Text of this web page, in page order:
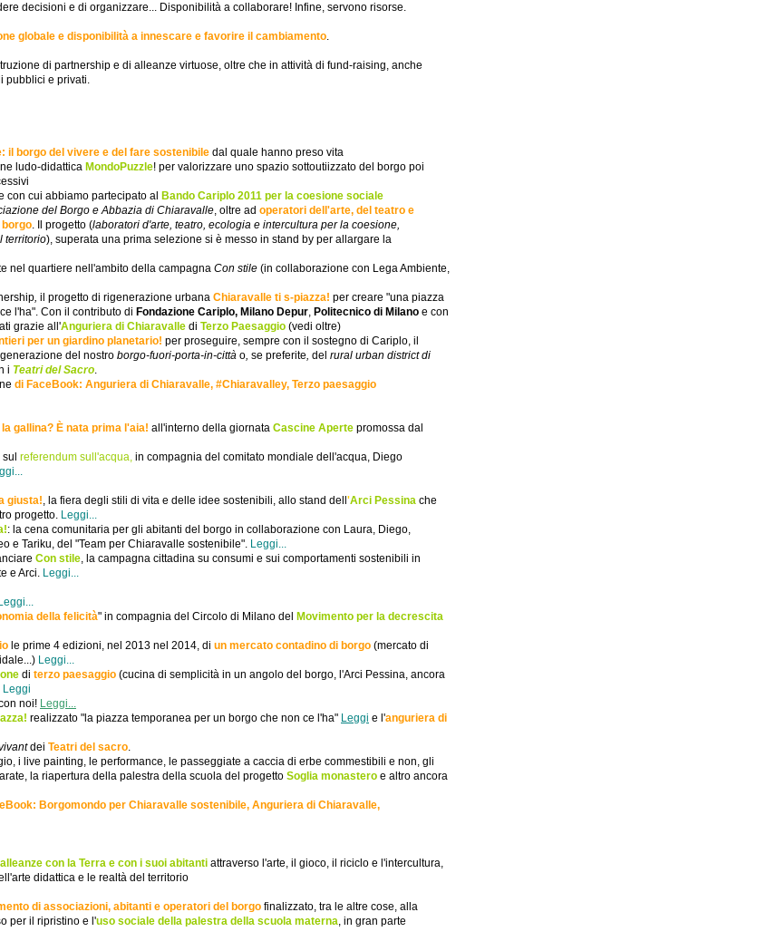
decisioni e di organizzare... Disponibilità a collaborare! Infine, servono risorse.
globale e disponibilità a innescare e favorire il cambiamento.
di partnership e di alleanze virtuose, oltre che in attività di fund-raising, anche
pubblici e privati.
il borgo del vivere e del fare sostenibile dal quale hanno preso vita
ludo-didattica MondoPuzzle! per valorizzare uno spazio sottoutiizzato del borgo poi
con cui abbiamo partecipato al Bando Cariplo 2011 per la coesione sociale
del Borgo e Abbazia di Chiaravalle, oltre ad operatori dell'arte, del teatro e
. Il progetto (laboratori d'arte, teatro, ecologia e intercultura per la coesione,
territorio), superata una prima selezione si è messo in stand by per allargare la
nel quartiere nell'ambito della campagna Con stile (in collaborazione con Lega Ambiente,
, il progetto di rigenerazione urbana Chiaravalle ti s-piazza! per creare "una piazza
l'ha". Con il contributo di Fondazione Cariplo, Milano Depur, Politecnico di Milano e con
grazie all'Anguriera di Chiaravalle di Terzo Paesaggio (vedi oltre)
per un giardino planetario! per proseguire, sempre con il sostegno di Cariplo, il
del nostro borgo-fuori-porta-in-città o, se preferite, del rural urban district di
i Teatri del Sacro.
di FaceBook: Anguriera di Chiaravalle, #Chiaravalley, Terzo paesaggio
gallina? È nata prima l'aia! all'interno della giornata Cascine Aperte promossa dal
referendum sull'acqua, in compagnia del comitato mondiale dell'acqua, Diego
giusta!, la fiera degli stili di vita e delle idee sostenibili, allo stand dell 'Arci Pessina che
progetto. Leggi...
: la cena comunitaria per gli abitanti del borgo in collaborazione con Laura, Diego,
e Tariku, del "Team per Chiaravalle sostenibile". Leggi...
Con stile, la campagna cittadina su consumi e sui comportamenti sostenibili in
e Arci. Leggi...
Leggi...
della felicità" in compagnia del Circolo di Milano del
Movimento per la decrescita
le prime 4 edizioni, nel 2013 nel 2014, di un mercato contadino di borgo (mercato di
Leggi...
di terzo paesaggio (cucina di semplicità in un angolo del borgo, l'Arci Pessina, ancora
Leggi
noi! Leggi...
realizzato "la piazza temporanea per un borgo che non ce l'ha" Leggi e l'anguriera di
dei Teatri del sacro.
i live painting, le performance, le passeggiate a caccia di erbe commestibili e non, gli
la riapertura della palestra della scuola del progetto Soglia monastero e altro ancora
Borgomondo per Chiaravalle sostenibile, Anguriera di Chiaravalle,
con la Terra e con i suoi abitanti attraverso l'arte, il gioco, il riciclo e l'intercultura,
didattica e le realtà del territorio
di associazioni, abitanti e operatori del borgo finalizzato, tra le altre cose, alla
per il ripristino e l'uso sociale della palestra della scuola materna, in gran parte